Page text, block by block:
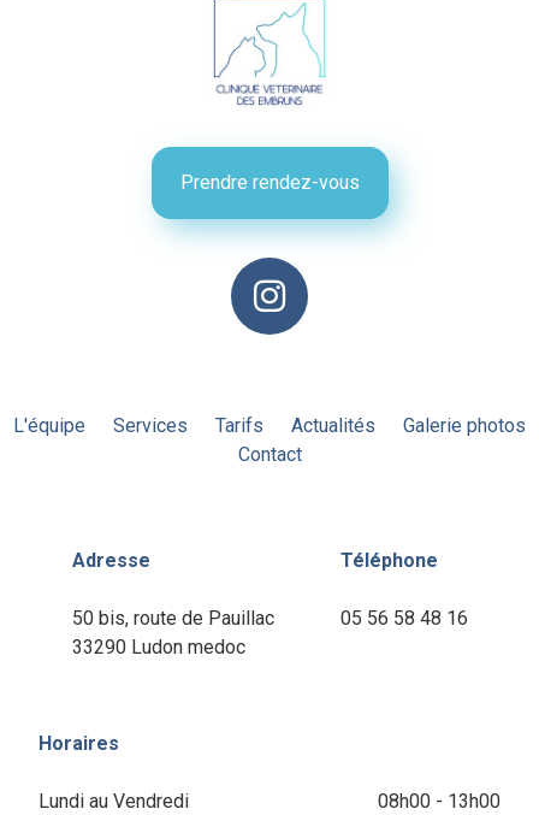
Prendre rendez-vous
L'équipe Services Tarifs Actualités
Galerie photos
Contact
Adresse
50 bis, route de Pauillac
33290 Ludon medoc
Téléphone
05 56 58 48 16
Horaires
Lundi au Vendredi 08h00 - 13h00